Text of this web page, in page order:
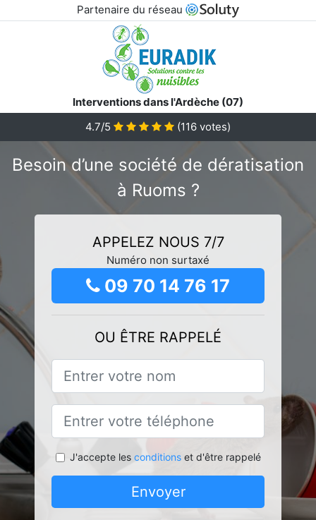
Partenaire du réseau
Interventions dans l'Ardèche (07)
4.7/5
(116 votes)
Besoin d’une société de dératisation
à Ruoms ?
APPELEZ NOUS 7/7
Numéro non surtaxé
09 70 14 76 17
OU ÊTRE RAPPELÉ
J'accepte les conditionset d'être rappelé
Envoyer